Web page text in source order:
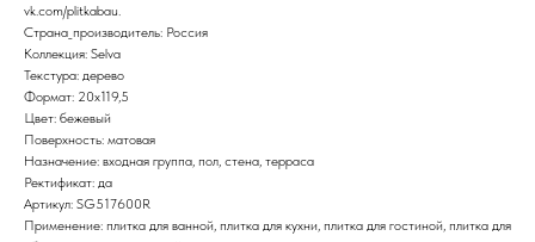
vk.com/plitkabau.
Страна_производитель: Россия
Коллекция: Selva
Текстура: дерево
Формат: 20x119,5
Цвет: бежевый
Поверхность: матовая
Назначение: входная группа, пол, стена, терраса
Ректификат: да
Артикул: SG517600R
Применение: плитка для ванной, плитка для кухни, плитка для гостиной, плитка для